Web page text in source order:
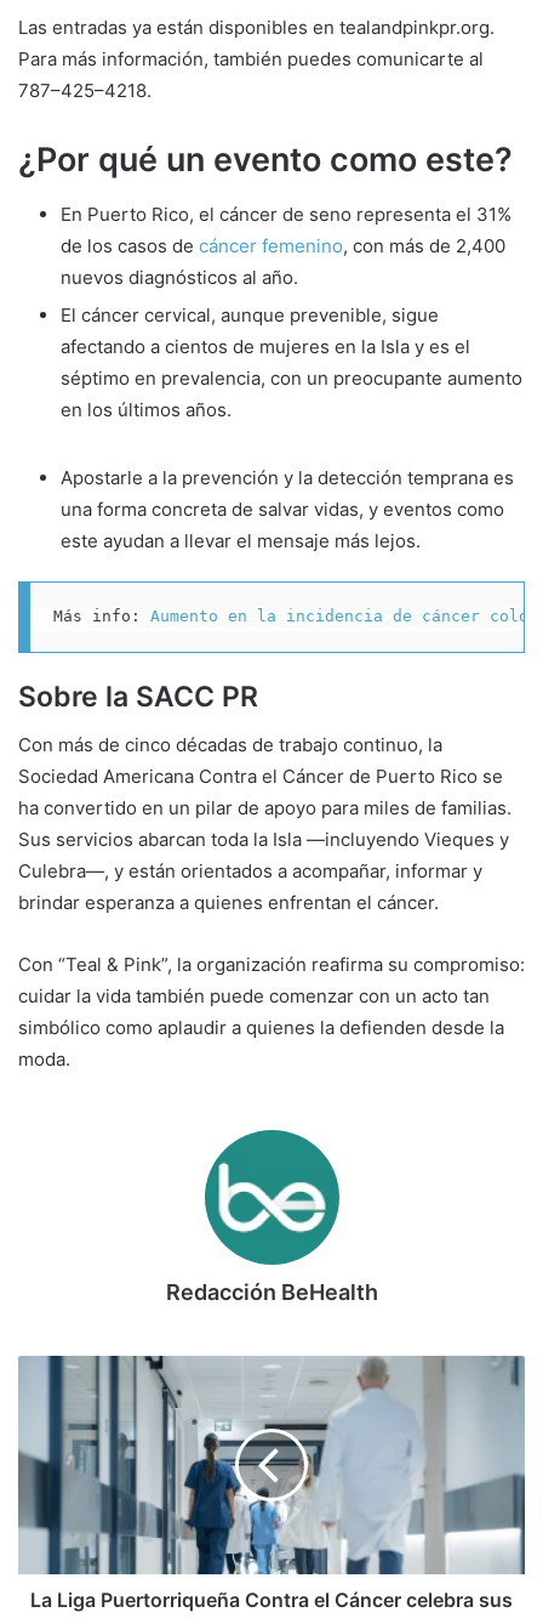
Las entradas ya están disponibles en tealandpinkpr.org.
Para más información, también puedes comunicarte al
787–425–4218.
¿Por qué un evento como este?
En Puerto Rico, el cáncer de seno representa el 31%
de los casos de cáncer femenino, con más de 2,400
nuevos diagnósticos al año.
El cáncer cervical, aunque prevenible, sigue
afectando a cientos de mujeres en la Isla y es el
séptimo en prevalencia, con un preocupante aumento
en los últimos años.
Apostarle a la prevención y la detección temprana es
una forma concreta de salvar vidas, y eventos como
este ayudan a llevar el mensaje más lejos.
Más info: Aumento en la incidencia de cáncer
Sobre la SACC PR
Con más de cinco décadas de trabajo continuo, la
Sociedad Americana Contra el Cáncer de Puerto Rico se
ha convertido en un pilar de apoyo para miles de familias.
Sus servicios abarcan toda la Isla —incluyendo Vieques y
Culebra—, y están orientados a acompañar, informar y
brindar esperanza a quienes enfrentan el cáncer.
Con “Teal & Pink”, la organización reafirma su compromiso:
cuidar la vida también puede comenzar con un acto tan
simbólico como aplaudir a quienes la defienden desde la
moda.
Redacción BeHealth
La Liga Puertorriqueña Contra el Cáncer celebra sus